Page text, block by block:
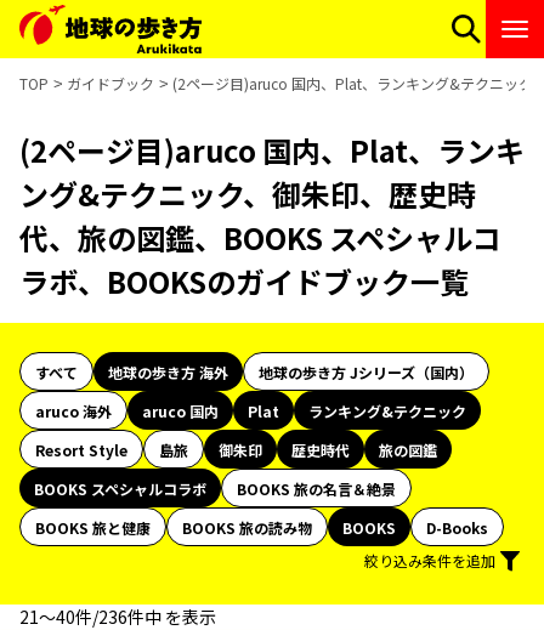
TOP ガイドブック (2ページ目)aruco 国内、Plat、ランキング&テクニック
(2ページ目)aruco 国内、Plat、ランキ
ング&テクニック、御朱印、歴史時
代、旅の図鑑、BOOKS スペシャルコ
ラボ、BOOKSのガイドブック一覧
すべて 地球の歩き方 海外
地球の歩き方 Jシリーズ（国内）
aruco 海外
aruco 国内 Plat
ランキング&テクニック
Resort Style
島旅 御朱印 歴史時代
旅の図鑑
BOOKS スペシャルコラボ
BOOKS 旅の名言＆絶景
BOOKS 旅と健康
BOOKS 旅の読み物 BOOKS
D-Books
絞り込み条件を追加
21〜40件/236件中 を表示